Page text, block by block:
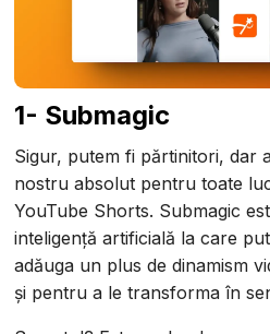
1- Submagic
Sigur, putem fi părtinitori, dar
nostru absolut pentru toate
YouTube Shorts. Submagic
inteligență artificială la care
adăuga un plus de dinamism
și pentru a le transforma în